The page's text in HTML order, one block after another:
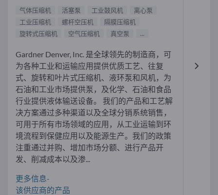
气体压缩机 活塞泵 工业鼓风机
离心泵
工业压缩机
螺杆空压机
隔膜压缩机
旋转式压缩机
空气压缩机 真空泵 ...
Gardner Denver, Inc. 是全球领先的制造商，可
为各种工业和运输应用提供优质工艺、往复
式、旋转和叶片式压缩机、液环泵和风机，为
石油和工业市场提供泵，及化学、石油和食品
行业提供液体输送设备。 我们的产品和工艺解
决方案通过多种渠道以及全球分销系统销售，
可用于所有市场领域的应用，从工业运输到环
境流程到保健应用以及能源生产。我们的政策
注重通过并购、增加市场分额、进行产品开
发、削减成本以及渗...
更多信息-
该供应商的产品